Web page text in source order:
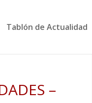
Tablón de Actualidad
–